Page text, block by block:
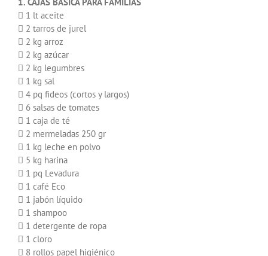
 1 lt aceite
 2 tarros de jurel
 2 kg arroz
 2 kg azúcar
 2 kg legumbres
 1 kg sal
 4 pq fideos (cortos y largos)
 6 salsas de tomates
 1 caja de té
 2 mermeladas 250 gr
 1 kg leche en polvo
 5 kg harina
 1 pq Levadura
 1 café Eco
 1 jabón líquido
 1 shampoo
 1 detergente de ropa
 1 cloro
 8 rollos papel higiénico